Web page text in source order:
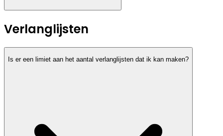
Verlanglijsten
Is er een limiet aan het aantal verlanglijsten dat ik kan maken?